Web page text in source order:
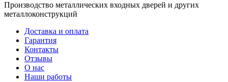
Производство металлических входных дверей и других
металлоконструкций
Доставка и оплата
Гарантия
Контакты
Отзывы
О нас
Наши работы